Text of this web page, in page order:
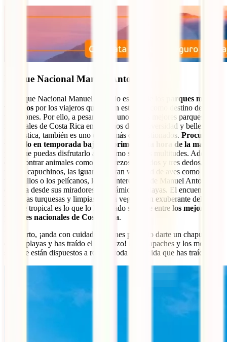
Parque Nacional Manuel Antonio
El Parque Nacional Manuel Antonio es uno de los
parques más
visitados por los viajeros que eligen este país como destino de sus
vacaciones. Por ello, a pesar de ser uno de los mejores parques
nacionales de Costa Rica en términos de biodiversidad y belleza
paisajística, también es uno de los más congestionados. Procura
visitarlo en temporada baja o a primerísima hora de la mañana
para que puedas disfrutarlo al máximo sin esas multitudes. Además
de encontrar animales como los perezosos de dos y tres dedos, los
monos capuchinos, las iguanas o gran variedad de aves como los
tucancillos o los pelícanos, lo más interesante de Manuel Antonio se
observa desde sus miradores panorámicos y playas. El encuentro de
las aguas turquesas y limpias con la vegetación exuberante del
bosque tropical es lo que lo ha situado siempre entre los mejores
parques nacionales de Costa Rica.
Por cierto, ¡anda con cuidado si tienes pensado darte un chapuzón
en sus playas y has traído el almuerzo! Los mapaches y los monos
siempre están dispuestos a robarte toda la comida que has traído.